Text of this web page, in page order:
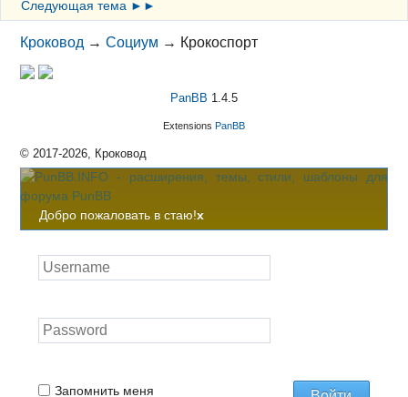
Следующая тема ►►
Кроковод →Социум → Крокоспорт
PanBB 1.4.5
Extensions PanBB
© 2017-2026, Кроковод
Добро пожаловать в стаю!x
Запомнить меня